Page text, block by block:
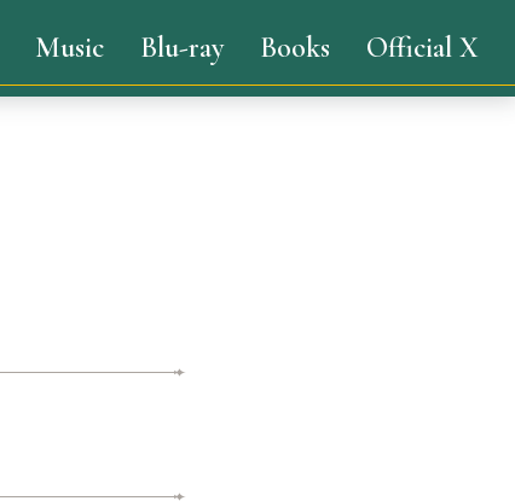
Music Blu-ray Books Official X